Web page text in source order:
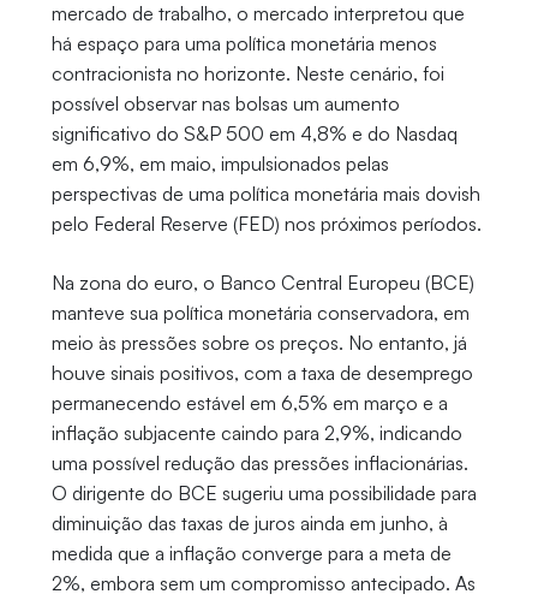
mercado de trabalho, o mercado interpretou que
há espaço para uma política monetária menos
contracionista no horizonte. Neste cenário, foi
possível observar nas bolsas um aumento
significativo do S&P 500 em 4,8% e do Nasdaq
em 6,9%, em maio, impulsionados pelas
perspectivas de uma política monetária mais dovish
pelo Federal Reserve (FED) nos próximos períodos.
Na zona do euro, o Banco Central Europeu (BCE)
manteve sua política monetária conservadora, em
meio às pressões sobre os preços. No entanto, já
houve sinais positivos, com a taxa de desemprego
permanecendo estável em 6,5% em março e a
inflação subjacente caindo para 2,9%, indicando
uma possível redução das pressões inflacionárias.
O dirigente do BCE sugeriu uma possibilidade para
diminuição das taxas de juros ainda em junho, à
medida que a inflação converge para a meta de
2%, embora sem um compromisso antecipado. As